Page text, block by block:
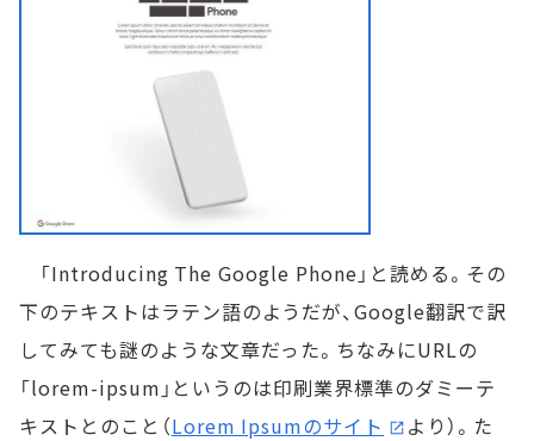
「Introducing The Google Phone」と読める。その
下のテキストはラテン語のようだが、Google翻訳で訳
してみても謎のような文章だった。ちなみにURLの
「lorem-ipsum」というのは印刷業界標準のダミーテ
キストとのこと（Lorem Ipsumのサイト
より）。た